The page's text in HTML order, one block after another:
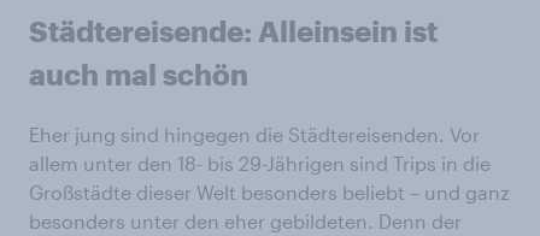
Städtereisende: Alleinsein ist
auch mal schön
Eher jung sind hingegen die Städtereisenden. Vor
allem unter den 18- bis 29-Jährigen sind Trips in die
Großstädte dieser Welt besonders beliebt – und ganz
besonders unter den eher gebildeten. Denn der